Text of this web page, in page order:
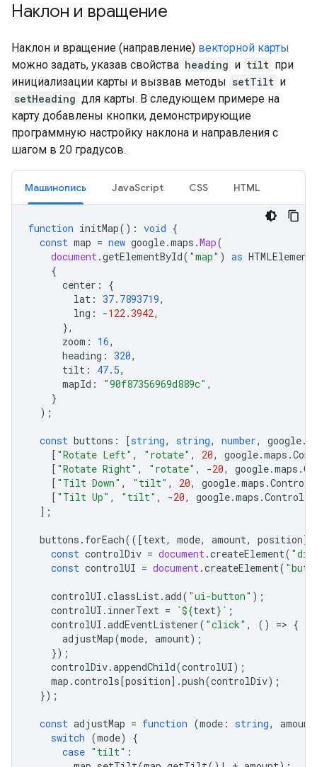
Наклон и вращение
Наклон и вращение (направление) векторной карты
можно задать, указав свойства heading и tilt при
инициализации карты и вызвав методы setTilt и
setHeading для карты. В следующем примере на
карту добавлены кнопки, демонстрирующие
программную настройку наклона и направления с
шагом в 20 градусов.
Машинопись JavaScript CSS HTML
function initMap() : void {
const map = new google.maps .Map(
document.getElementById( "map" ) as HTMLElement
{
center :
{
lat : 37.7893719,
lng : -122.3942,
},
zoom : 16,
heading : 320,
tilt : 47.5,
mapId : "90f87356969d889c" ,
}
);
const buttons : [string, string, number, google.
[ "Rotate Left" , "rotate" , 20, google.maps .
[ "Rotate Right" , "rotate" , -20, google.maps .
[ "Tilt Down" , "tilt" , 20, google.maps .
[ "Tilt Up" , "tilt" , -20, google.maps .
];
buttons . forEach(([text, mode, amount, position])
const controlDiv = document.createElement(
const controlUI = document.createElement(
controlUI .classList.add( "ui-button" );
controlUI . innerText = `${text} ` ;
controlUI .addEventListener( "click" , () => {
adjustMap(mode, amount);
});
controlDiv.appendChild(controlUI);
map .controls[position].push(controlDiv);
});
const adjustMap = function (mode : string, amount
switch (mode)
{
case "tilt" :